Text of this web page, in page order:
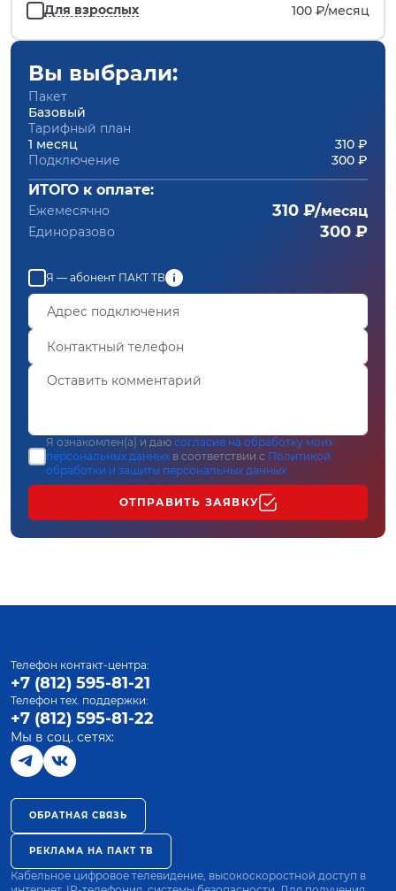
Для взрослых 100 ₽/месяц
Вы выбрали:
Пакет
Базовый
Тарифный план
1 месяц
310 ₽
Подключение
300 ₽
ИТОГО к оплате:
Ежемесячно 310 ₽/месяц
Единоразово 300 ₽
Я — абонент ПАКТ ТВ
Я ознакомлен(а) и даю согласие на обработку моих
персональных данных в соответствии с Политикой
обработки и защиты персональных данных
ОТПРАВИТЬ ЗАЯВКУ
Телефон контакт-центра:
+7 (812) 595-81-21
Телефон тех. поддержки:
+7 (812) 595-81-22
Мы в соц. сетях:
ОБРАТНАЯ СВЯЗЬ
РЕКЛАМА НА ПАКТ ТВ
Кабельное цифровое телевидение, высокоскоростной доступ в